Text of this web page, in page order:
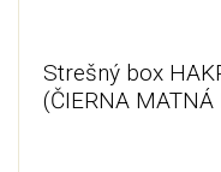
Strešný box
(ČIERNA MATNÁ